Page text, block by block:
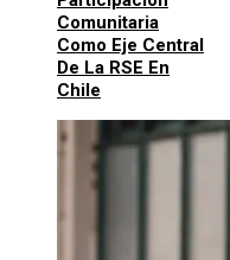
Comunitaria
Como Eje Central
De La RSE En
Chile